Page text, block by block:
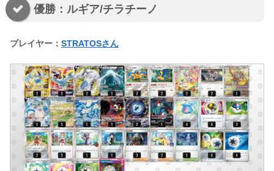
優勝：ルギア/チラチーノ
プレイヤー： STRATOSさん